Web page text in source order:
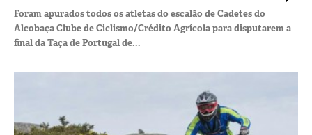
Foram apurados todos os atletas do escalão de Cadetes do
Alcobaça Clube de Ciclismo/Crédito Agrícola para disputarem a
final da Taça de Portugal de...